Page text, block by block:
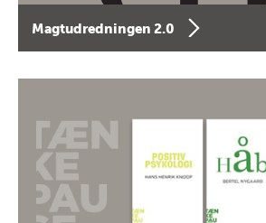
Magtudredningen 2.0